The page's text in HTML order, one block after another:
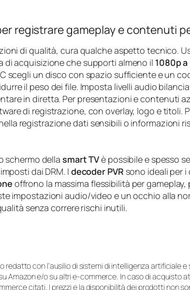
registrare gameplay e contenuti
di qualità, cura qualche aspetto tecnico.
di acquisizione che supporti almeno il 1080p
scegli un disco con spazio sufficiente e un
il peso dei file. Imposta livelli audio
in diretta. Per presentazioni e contenuti
di registrazione, con overlay, logo e titoli.
registrazione dati sensibili o informazioni
schermo della smart TVè possibile e spesso
dai DRM. I decoder PVR sono ideali per
offrono la massima flessibilità per
impostazioni audio/video e un occhio alla
senza correre rischi inutili.
redatto con l’ausilio di sistemi di intelligenza
Amazon e/o su altri e-commerce. In caso di acquisto
citati. I prezzi e la disponibilità dei prodotti non